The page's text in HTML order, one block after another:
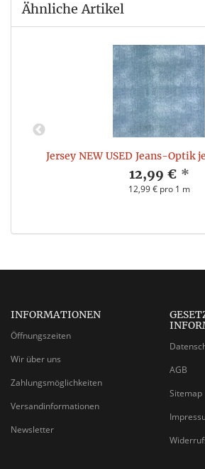
Ähnliche Artikel
Jersey NEW USED Jeans-Optik
12,99 € *
12,99 € pro 1 m
INFORMATIONEN
Öffnungszeiten
Wir über uns
Zahlungsmöglichkeiten
Versandinformationen
Newsletter
AGB
Sitemap